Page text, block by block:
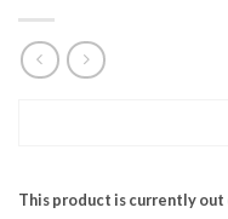
This product is currently